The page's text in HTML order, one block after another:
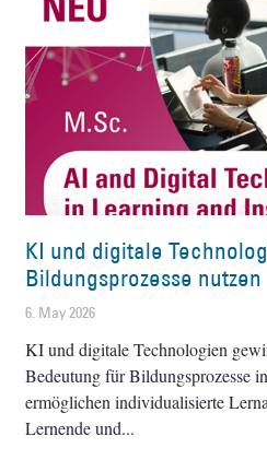
KI und digitale
Bildungsprozesse nutzen
6. May 2026
KI und digitale Technologien
Bedeutung für Bildungsprozesse
ermöglichen individualisierte
Lernende und